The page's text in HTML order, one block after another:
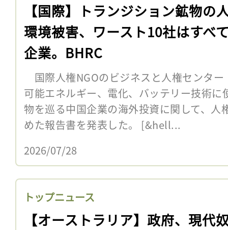
【国際】トランジション鉱物の
環境被害、ワースト10社はすべ
企業。BHRC
国際人権NGOのビジネスと人権センタ
可能エネルギー、電化、バッテリー技術
物を巡る中国企業の海外投資に関して、人
めた報告書を発表した。 [&hell...
2026/07/28
トップニュース
【オーストラリア】政府、現代